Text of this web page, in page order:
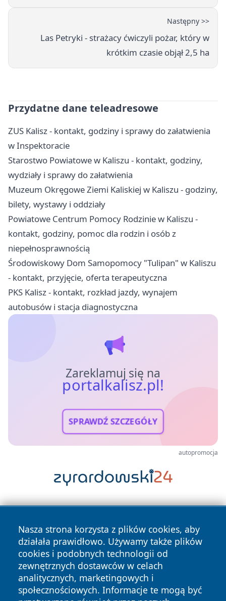
Następny >>
Las Petryki - strażacy ćwiczyli pożar, który w
krótkim czasie objął 2,5 ha
Przydatne dane teleadresowe
ZUS Kalisz - kontakt, godziny i sprawy do załatwienia
w Inspektoracie
Starostwo Powiatowe w Kaliszu - kontakt, godziny,
wydziały i sprawy do załatwienia
Muzeum Okręgowe Ziemi Kaliskiej w Kaliszu - godziny,
bilety, wystawy i oddziały
Powiatowe Centrum Pomocy Rodzinie w Kaliszu -
kontakt, godziny, pomoc dla rodzin i osób z
niepełnosprawnością
Środowiskowy Dom Samopomocy "Tulipan" w Kaliszu
- kontakt, przyjęcie, oferta terapeutyczna
PKS Kalisz - kontakt, rozkład jazdy, wynajem
autobusów i stacja diagnostyczna
Zareklamuj się na
portalkalisz.pl!
SPRAWDŹ SZCZEGÓŁY
autopromocja
Nasza strona korzysta z plików cookies, aby
działała prawidłowo. Używamy także plików
cookies i podobnych technologii od
zewnętrznych dostawców w celach
analitycznych, marketingowych i
społecznościowych. Informacje te mogą być
Copyright © 2026 portalkalisz.pl Wszystkie prawa
zastrzeżone.